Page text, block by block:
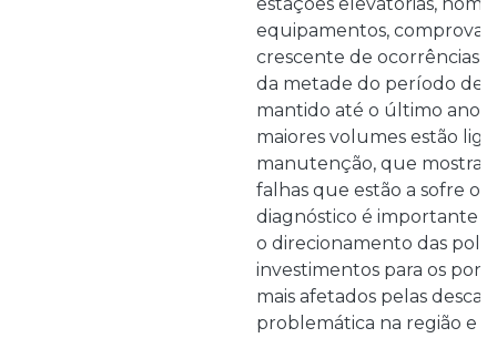
equipamentos,
crescente de ocorrências,
da metade do período de
mantido até o último ano
maiores volumes estão
manutenção, que mostra
falhas que estão a sofre
diagnóstico é importante
o direcionamento das
investimentos para os
mais afetados pelas
problemática na região e